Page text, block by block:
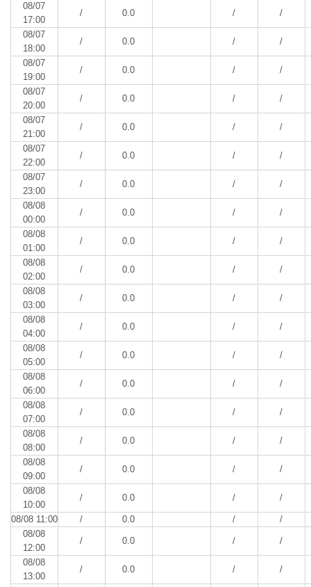
08/07
17:00
/ 0.0 / /
08/07
18:00
/ 0.0 / /
08/07
19:00
/ 0.0 / /
08/07
20:00
/ 0.0 / /
08/07
21:00
/ 0.0 / /
08/07
22:00
/ 0.0 / /
08/07
23:00
/ 0.0 / /
08/08
00:00
/ 0.0 / /
08/08
01:00
/ 0.0 / /
08/08
02:00
/ 0.0 / /
08/08
03:00
/ 0.0 / /
08/08
04:00
/ 0.0 / /
08/08
05:00
/ 0.0 / /
08/08
06:00
/ 0.0 / /
08/08
07:00
/ 0.0 / /
08/08
08:00
/ 0.0 / /
08/08
09:00
/ 0.0 / /
08/08
10:00
/ 0.0 / /
08/08 11:00 / 0.0 /
/
08/08
12:00
/ 0.0 / /
08/08
13:00
/ 0.0 / /